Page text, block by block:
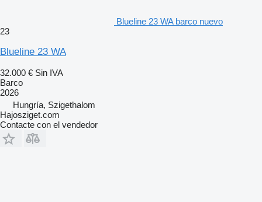
Blueline 23 WA barco nuevo
23
Blueline 23 WA
32.000 € Sin IVA
Barco
2026
Hungría, Szigethalom
Hajosziget.com
Contacte con el vendedor